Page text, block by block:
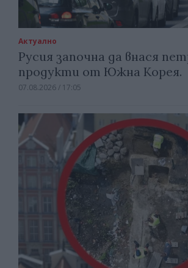
Актуално
Русия започна да внася
продукти от Южна Корея.
07.08.2026 / 17:05